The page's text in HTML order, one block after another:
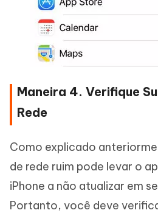
Maneira 4. Verifique
Rede
Como explicado
de rede ruim pode levar o
iPhone a não atualizar em
Portanto, você deve